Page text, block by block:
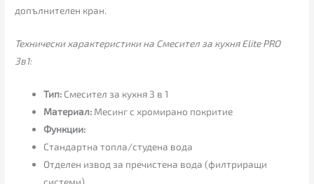
допълнителен кран.
Технически характеристики на Смесител за кухня Elite PRO
3в1:
Тип: Смесител за кухня 3 в 1
Материал: Месинг с хромирано покритие
Функции:
Стандартна топла/студена вода
Отделен извод за пречистена вода (филтриращи
системи)